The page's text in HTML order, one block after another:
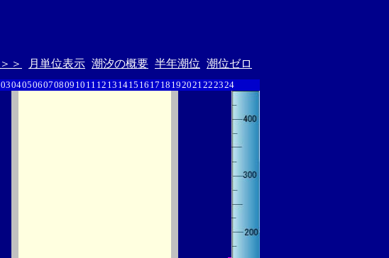
＞＞ 月単位表示 潮汐の概要 半年潮位 潮位ゼロ
03040506070809 10 11 12 13 1415 16 17 18 192021222324